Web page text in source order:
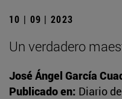
10 | 09 | 2023
Un verdadero
José Ángel García
Publicado en: Diario